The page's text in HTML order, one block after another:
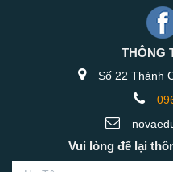
THÔNG
Số 22 Thành
Vui lòng để lại